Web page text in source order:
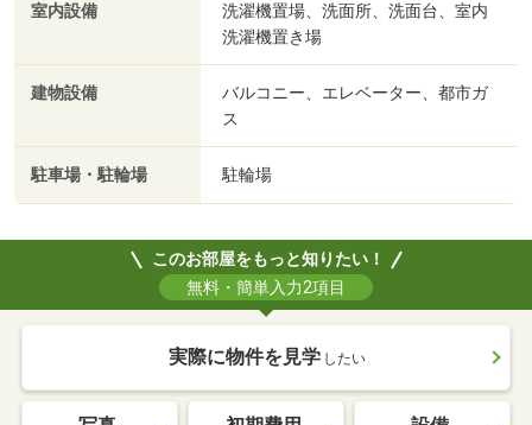
室内設備
洗濯機置場、洗面所、洗面台、室内
洗濯機置き場
建物設備
バルコニー、エレベーター、都市ガ
ス
駐車場・駐輪場 駐輪場
このお部屋をもっと知りたい！
無料・簡単入力2項目
実際に物件を見学 したい